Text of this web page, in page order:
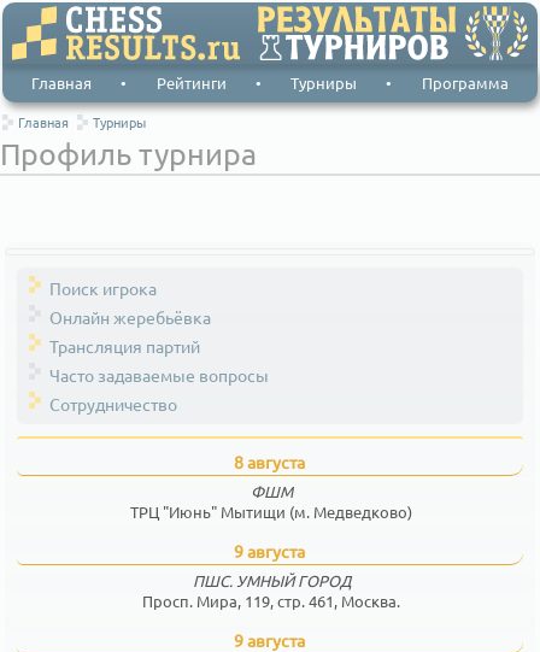
Главная • Рейтинги • Турниры • Программа
Главная Турниры
Профиль турнира
Поиск игрока
Онлайн жеребьёвка
Трансляция партий
Часто задаваемые вопросы
Сотрудничество
8 августа
ФШМ
ТРЦ "Июнь" Мытищи (м. Медведково)
9 августа
ПШС. УМНЫЙ ГОРОД
Просп. Мира, 119, стр. 461, Москва.
9 августа